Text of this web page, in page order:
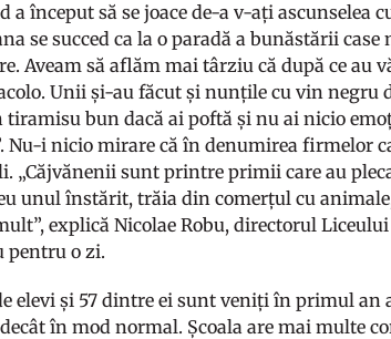
început să se joace de-a v-ați ascunselea
se succed ca la o paradă a bunăstării case
Aveam să aflăm mai târziu că după ce au
Unii și-au făcut și nunțile cu vin negru
tiramisu bun dacă ai poftă și nu ai nicio
Nu-i nicio mirare că în denumirea firmelor
„Căjvănenii sunt printre primii care au
unul înstărit, trăia din comerțul cu
explică Nicolae Robu, directorul Liceului
pentru o zi.
elevi și 57 dintre ei sunt veniți în primul an
în mod normal. Școala are mai multe